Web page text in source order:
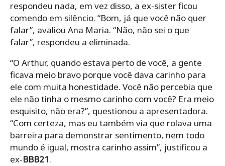
respondeu nada, em vez disso, a ex-sister ficou
comendo em silêncio. “Bom, já que você não quer
falar”, avaliou Ana Maria. “Não, não sei o que
falar”, respondeu a eliminada.
“O Arthur, quando estava perto de você, a gente
ficava meio bravo porque você dava carinho para
ele com muita honestidade. Você não percebia que
ele não tinha o mesmo carinho com você? Era meio
esquisito, não era?”, questionou a apresentadora.
“Com certeza, mas eu também via que rolava uma
barreira para demonstrar sentimento, nem todo
mundo é igual, mostra carinho assim”, justificou a
ex-BBB21.